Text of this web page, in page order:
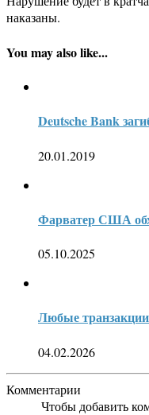
наказаны.
You may also like...
Deutsche Bank
20.01.2019
Фарватер США
05.10.2025
Любые
04.02.2026
Комментарии
Чтобы добавить